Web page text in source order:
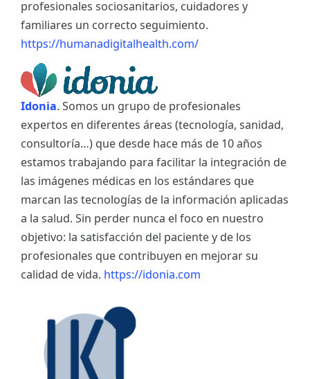
profesionales sociosanitarios, cuidadores y
familiares un correcto seguimiento.
https://humanadigitalhealth.com/
Idonia. Somos un grupo de profesionales
expertos en diferentes áreas (tecnología, sanidad,
consultoría…) que desde hace más de 10 años
estamos trabajando para facilitar la integración de
las imágenes médicas en los estándares que
marcan las tecnologías de la información aplicadas
a la salud. Sin perder nunca el foco en nuestro
objetivo: la satisfacción del paciente y de los
profesionales que contribuyen en mejorar su
calidad de vida. https://idonia.com